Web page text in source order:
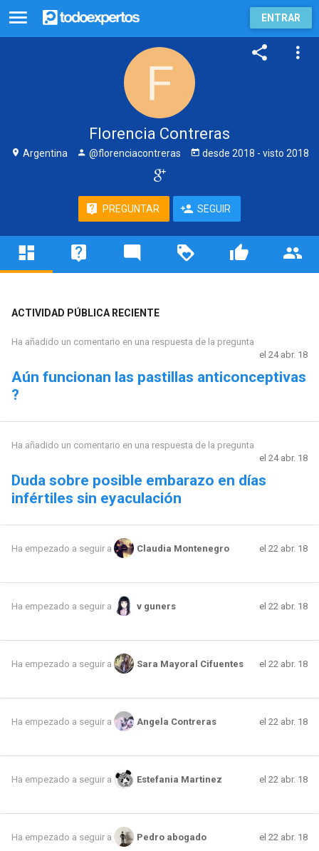
ENTRAR
Florencia Contreras
Argentina @florenciacontreras desde 2018 - visto 2018
PREGUNTAR SEGUIR
ACTIVIDAD PÚBLICA RECIENTE
Ha añadido un comentario en una respuesta de la pregunta
el 24 abr. 18
Aún funcionan las pastillas anticonceptivas
?
Ha añadido un comentario en una respuesta de la pregunta
el 24 abr. 18
Duda sobre posible embarazo en días
infértiles sin eyaculación
Ha empezado a seguir a Claudia Montenegro el 22 abr. 18
Ha empezado a seguir a v guners el 22 abr. 18
Ha empezado a seguir a Sara Mayoral Cifuentes el 22 abr. 18
Ha empezado a seguir a Angela Contreras el 22 abr. 18
Ha empezado a seguir a Estefania Martinez el 22 abr. 18
Ha empezado a seguir a Pedro abogado el 22 abr. 18